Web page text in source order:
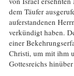
dem Täufer
auferstandenen
verkündigt haben.
einer
Christi, um mit ihm
Gottesreichs